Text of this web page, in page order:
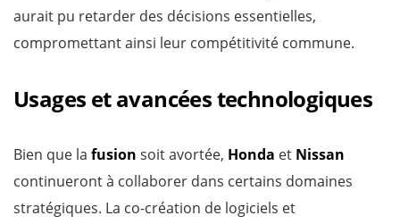
aurait pu retarder des décisions essentielles,
compromettant ainsi leur compétitivité commune.
Usages et avancées technologiques
Bien que la fusion soit avortée, Honda et Nissan
continueront à collaborer dans certains domaines
stratégiques. La co-création de logiciels et